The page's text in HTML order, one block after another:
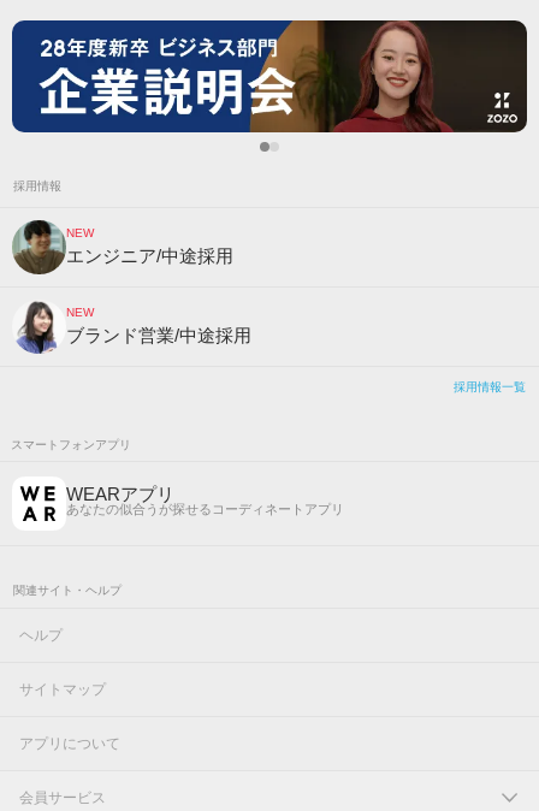
採用情報
NEW
エンジニア/中途採用
NEW
ブランド営業/中途採用
採用情報一覧
スマートフォンアプリ
WEARアプリ
あなたの似合うが探せるコーディネートアプリ
関連サイト・ヘルプ
ヘルプ
サイトマップ
アプリについて
会員サービス